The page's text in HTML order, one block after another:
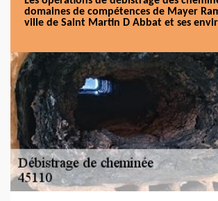
domaines de compétences de Mayer
ville de Saint Martin D Abbat et ses